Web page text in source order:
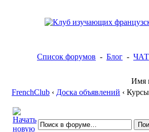
Список форумов - Блог - ЧАТ
Имя
FrenchClub ‹ Доска объявлений ‹